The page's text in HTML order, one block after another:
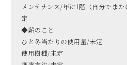
メンテナンス/年に1階（自分でま
定
◆薪のこと
ひと冬当たりの使用量/未定
使用樹種/未定